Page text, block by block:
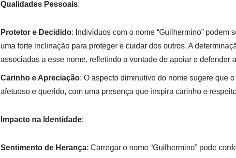
Qualidades Pessoais:
Protetor e Decidido: Indivíduos com o nome “Guilhermino” podem
uma forte inclinação para proteger e cuidar dos outros. A
associadas a esse nome, refletindo a vontade de apoiar e defender
Carinho e Apreciação: O aspecto diminutivo do nome sugere que
afetuoso e querido, com uma presença que inspira carinho e
Impacto na Identidade:
Sentimento de Herança: Carregar o nome “Guilhermino” pode